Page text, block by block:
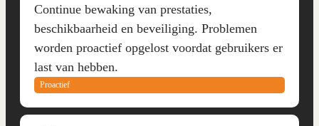
Continue bewaking van prestaties,
beschikbaarheid en beveiliging. Problemen
worden proactief opgelost voordat gebruikers er
last van hebben.
Proactief